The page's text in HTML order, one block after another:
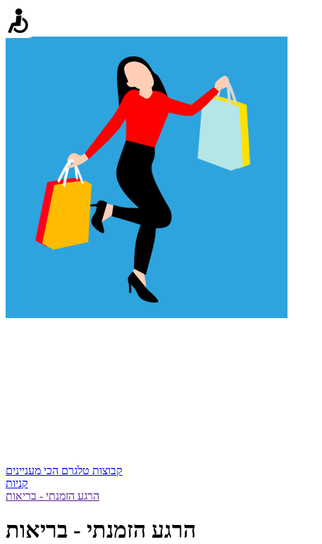
קבוצות טלגרם הכי מעניינים
קניות
הרגע הזמנתי - בריאות
הרגע הזמנתי - בריאות